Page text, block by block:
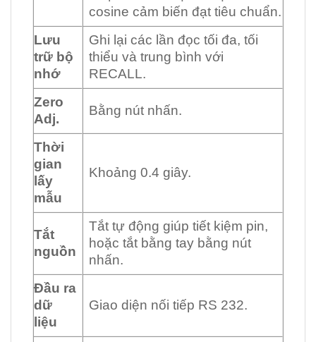
cosine cảm biến đạt tiêu chuẩn.
Lưu
trữ bộ
nhớ
Ghi lại các lần đọc tối đa, tối
thiểu và trung bình với
RECALL.
Zero
Adj.
Bằng nút nhấn.
Thời
gian
lấy
mẫu
Khoảng 0.4 giây.
Tắt
nguồn
Tắt tự động giúp tiết kiệm pin,
hoặc tắt bằng tay bằng nút
nhấn.
Đầu ra
dữ
liệu
Giao diện nối tiếp RS 232.